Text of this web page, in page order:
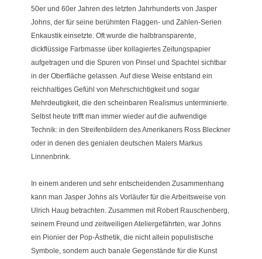
50er und 60er Jahren des letzten Jahrhunderts von Jasper
Johns, der für seine berühmten Flaggen- und Zahlen-Serien
Enkaustik einsetzte. Oft wurde die halbtransparente,
dickflüssige Farbmasse über kollagiertes Zeitungspapier
aufgetragen und die Spuren von Pinsel und Spachtel sichtbar
in der Oberfläche gelassen. Auf diese Weise entstand ein
reichhaltiges Gefühl von Mehrschichtigkeit und sogar
Mehrdeutigkeit, die den scheinbaren Realismus unterminierte.
Selbst heute trifft man immer wieder auf die aufwendige
Technik: in den Streifenbildern des Amerikaners Ross Bleckner
oder in denen des genialen deutschen Malers Markus
Linnenbrink.
In einem anderen und sehr entscheidenden Zusammenhang
kann man Jasper Johns als Vorläufer für die Arbeitsweise von
Ulrich Haug betrachten. Zusammen mit Robert Rauschenberg,
seinem Freund und zeitweiligen Ateliergefährten, war Johns
ein Pionier der Pop-Ästhetik, die nicht allein populistische
Symbole, sondern auch banale Gegenstände für die Kunst